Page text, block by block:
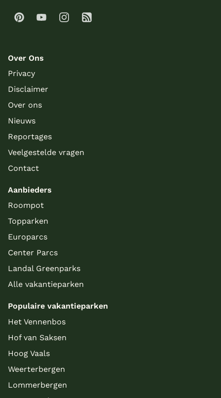
Over Ons
Privacy
Disclaimer
Over ons
Nieuws
Reportages
Veelgestelde vragen
Contact
Aanbieders
Roompot
Topparken
Europarcs
Center Parcs
Landal Greenparks
Alle vakantieparken
Populaire vakantieparken
Het Vennenbos
Hof van Saksen
Hoog Vaals
Weerterbergen
Lommerbergen